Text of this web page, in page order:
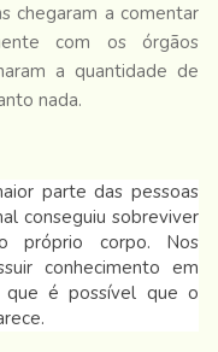
chegaram a comentar
com os órgãos
a quantidade de
nada.
parte das pessoas
conseguiu sobreviver
próprio corpo. Nos
conhecimento em
que é possível que o